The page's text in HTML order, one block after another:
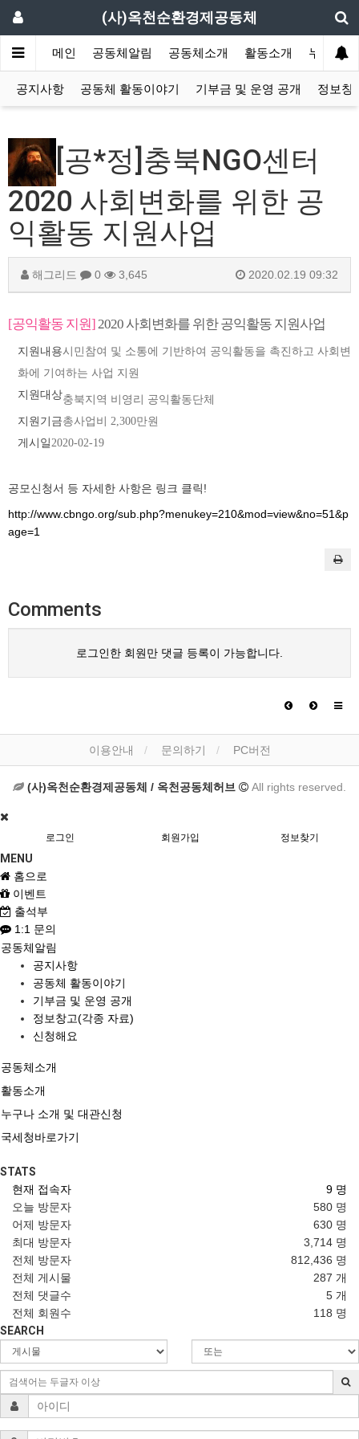
(사)옥천순환경제공동체
메인 공동체알림 공동체소개 활동소개 누구나
공지사항 공동체 활동이야기 기부금 및 운영 공개 정보창
[공*정]충북NGO센터
2020 사회변화를 위한 공
익활동 지원사업
해그리드 0 3,645 2020.02.19 09:32
[공익활동 지원]2020 사회변화를 위한 공익활동 지원사업
지원내용시민참여 및 소통에 기반하여 공익활동을 촉진하고 사회변
화에 기여하는 사업 지원
지원대상충북지역 비영리 공익활동단체
지원기금총사업비 2,300만원
게시일2020-02-19
공모신청서 등 자세한 사항은 링크 클릭!
http://www.cbngo.org/sub.php?menukey=210&mod=view&no=51&p
age=1
Comments
로그인한 회원만 댓글 등록이 가능합니다.
이용안내 문의하기 PC버전
(사)옥천순환경제공동체 / 옥천공동체허브 All rights reserved.
로그인 회원가입 정보찾기
MENU
홈으로
이벤트
출석부
1:1 문의
공동체알림
공지사항
공동체 활동이야기
기부금 및 운영 공개
정보창고(각종 자료)
신청해요
공동체소개
활동소개
누구나 소개 및 대관신청
국세청바로가기
STATS
9 명
현재 접속자
580 명
오늘 방문자
630 명
어제 방문자
3,714 명
최대 방문자
812,436 명
전체 방문자
287 개
전체 게시물
5 개
전체 댓글수
118 명
전체 회원수
SEARCH